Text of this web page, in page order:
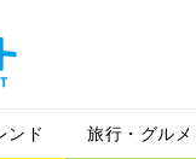
ンド 旅行・グルメ